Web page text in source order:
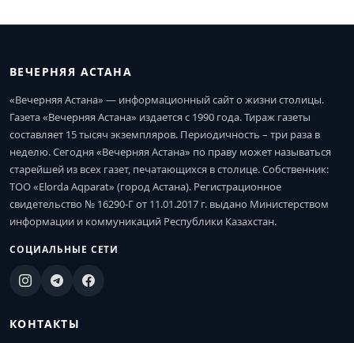
ВЕЧЕРНЯЯ АСТАНА
«Вечерняя Астана» — информационный сайт о жизни столицы.
Газета «Вечерняя Астана» издается с 1990 года. Тираж газеты
составляет 15 тысяч экземпляров. Периодичность – три раза в
неделю. Сегодня «Вечерняя Астана» по праву может называться
старейшей из всех газет, печатающихся в столице. Собственник:
ТОО «Elorda Aqparat» (город Астана). Регистрационное
свидетельство № 16290-Г от 11.01.2017 г. выдано Министерством
информации и коммуникаций Республики Казахстан.
СОЦИАЛЬНЫЕ СЕТИ
КОНТАКТЫ